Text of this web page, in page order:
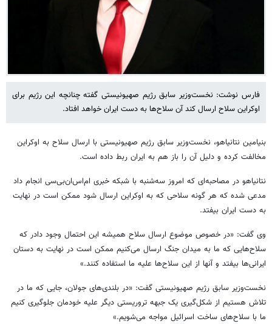
فارس نوشت: نخست‌وزیر سابق رژیم صهیونیستی گفته چنانچه این رژیم برای
اوکراین سلاح ارسال کند آن سلاح‌ها به دست ایران خواهد افتاد.
بنیامین نتانیاهو، نخست‌وزیر سابق رژیم صهیونیستی با ارسال سلاح به اوکراین
مخالفت کرده و دلیل آن را باز هم به ایران ربط داده است.
نتانیاهو در مصاحبه‌ای که امروز سه‌شنبه با شبکه خبری ام‌اس‌ان‌بی‌سی انجام داد
مدعی شده که هر گونه سلاحی که به اوکراین ارسال شود ممکن است در نهایت
به دست ایران بیفتد.
وی گفت: «در خصوص موضوع ارسال سلاح همیشه این احتمال وجود دادر که
سلاح‌هایی که ما به میدان جنگ ارسال می‌کنیم ممکن است در نهایت به دستان
ایرانی‌ها بیفتد و آنها از این سلاح‌ها علیه ما استفاده کنند.»
نخست‌وزیر سابق رژیم صهیونیستی گفت: «در بلندی‌های جولان، جایی که ما در
تلاش هستیم از شکل‌گیری یک جبهه تروریستی دیگر علیه خودمان جلوگیری کنیم
ما با سلاح‌های ساخت اسرائیل مواجه می‌شویم.»